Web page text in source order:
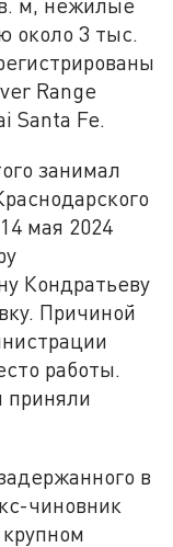
м, нежилые
около 3 тыс.
Range
Santa Fe.
занимал
мая 2024
Кондратьеву
Причиной
работы.
приняли
в
чиновник